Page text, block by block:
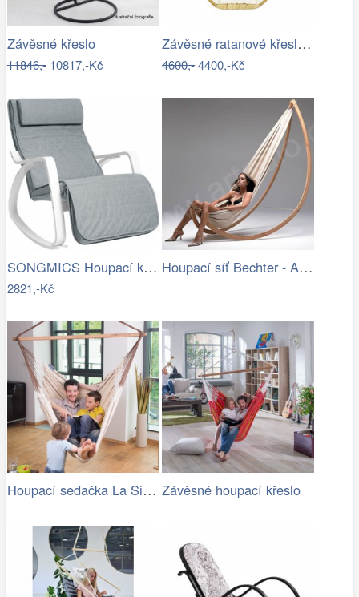
Závěsné křeslo
11846,-10817,-Kč
Závěsné ratanové křeslo GOLDIE - světlý…
4600,-4400,-Kč
SONGMICS Houpací křeslo Faux světle šedé
2821,-Kč
Houpací síť Bechter - Artedio.cz
Houpací sedačka La Siesta Habana… Závěsné houpací křeslo